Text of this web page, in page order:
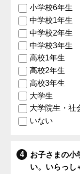
小学校6年生
中学校1年生
中学校2年生
中学校3年生
高校1年生
高校2年生
高校3年生
大学生
大学院生・社
いない
お子さまの小
い。いらっし